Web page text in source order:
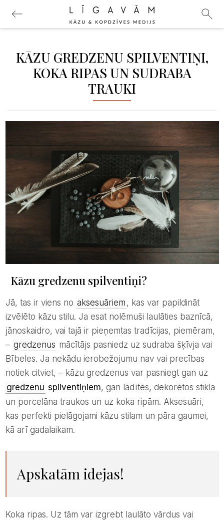
KĀZU GREDZENU SPILVENTIŅI,
KOKA RIPAS UN SUDRABA
TRAUKI
Kāzu gredzenu spilventiņi?
Jā, tas ir viens no aksesuāriem , kas var papildināt
izvēlēto kāzu stilu. Ja esat nolēmuši laulāties baznīcā,
jānoskaidro, vai tajā ir pieņemtas tradīcijas, piemēram,
– gredzenus mācītājs pasniedz uz sudraba šķīvja vai
Bībeles. Ja nekādu ierobežojumu nav vai precības
notiek citviet, – kāzu gredzenus var pasniegt gan uz
gredzenu spilventiņiem, gan lādītēs, dekorētos stikla
un porcelāna traukos un uz koka ripām. Aksesuāri,
kas perfekti pielāgojami kāzu stilam un pāra gaumei,
kā arī gadalaikam.
Apskatām idejas!
Koka ripas. Uz tām var izgrebt laulāto vārdus vai